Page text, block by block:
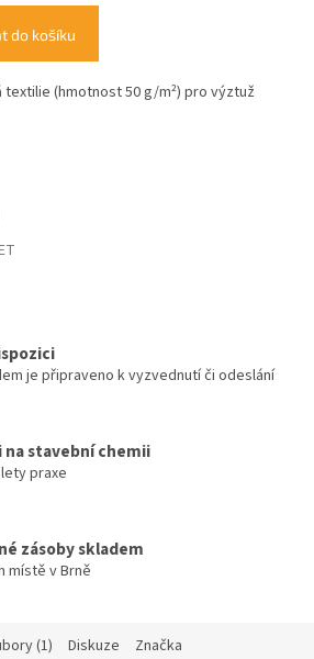
do košíku
(hmotnost 50 g/m²) pro výztuž
je připraveno k vyzvednutí či odeslání
na stavební chemii
praxe
zásoby skladem
místě v Brně
(1) Diskuze Značka